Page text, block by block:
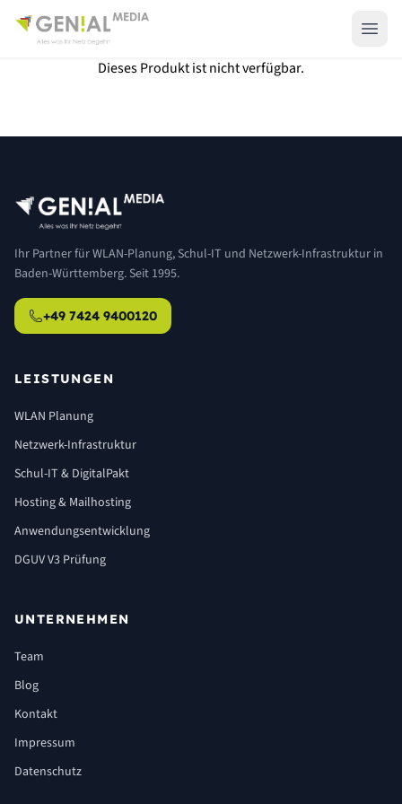
Dieses Produkt ist nicht verfügbar.
Ihr Partner für WLAN-Planung, Schul-IT und Netzwerk-Infrastruktur in
Baden-Württemberg. Seit 1995.
+49 7424 9400120
LEISTUNGEN
WLAN Planung
Netzwerk-Infrastruktur
Schul-IT & DigitalPakt
Hosting & Mailhosting
Anwendungsentwicklung
DGUV V3 Prüfung
UNTERNEHMEN
Team
Blog
Kontakt
Impressum
Datenschutz